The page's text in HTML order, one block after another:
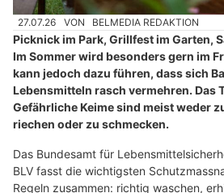
27.07.26 VON BELMEDIA REDAKTION
Picknick im Park, Grillfest im Garten,
Im Sommer wird besonders gern im
kann jedoch dazu führen, dass sich
Lebensmitteln rasch vermehren. Das
Gefährliche Keime sind meist weder
riechen oder zu schmecken.
Das Bundesamt für
BLV fasst die wichtigsten
Regeln zusammen: richtig waschen,